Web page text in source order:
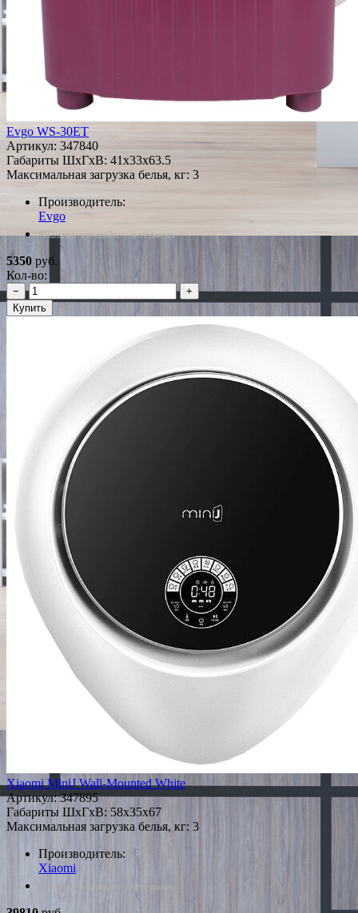
Evgo WS-30ET
Артикул: 347840
Габариты ШxГxВ: 41x33x63.5
Максимальная загрузка белья, кг: 3
Производитель:
Evgo
*Наличие уточняйте у менеджера
5350 руб.
Кол-во:
−
+
Купить
Xiaomi MiniJ Wall-Mounted White
Артикул:347895
Габариты ШxГxВ: 58x35x67
Максимальная загрузка белья, кг: 3
Производитель:
Xiaomi
*Наличие уточняйте у менеджера